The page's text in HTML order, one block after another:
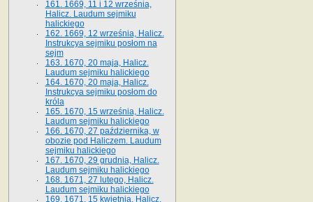
161. 1669, 11 i 12 września,
Halicz. Laudum sejmiku
halickiego
162. 1669, 12 września, Halicz.
Instrukcya sejmiku posłom na
sejm
163. 1670, 20 maja, Halicz.
Laudum sejmiku halickiego
164. 1670, 20 maja, Halicz.
Instrukcya sejmiku posłom do
króla
165. 1670, 15 września, Halicz.
Laudum sejmiku halickiego
166. 1670, 27 października, w
obozie pod Haliczem. Laudum
sejmiku halickiego
167. 1670, 29 grudnia, Halicz.
Laudum sejmiku halickiego
168. 1671, 27 lutego, Halicz.
Laudum sejmiku halickiego
169. 1671, 15 kwietnia, Halicz.